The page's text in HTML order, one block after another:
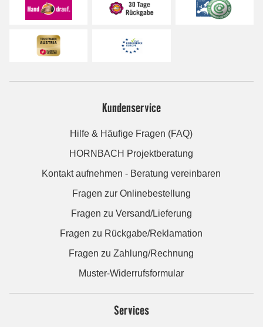
Kundenservice
Hilfe & Häufige Fragen (FAQ)
HORNBACH Projektberatung
Kontakt aufnehmen - Beratung vereinbaren
Fragen zur Onlinebestellung
Fragen zu Versand/Lieferung
Fragen zu Rückgabe/Reklamation
Fragen zu Zahlung/Rechnung
Muster-Widerrufsformular
Services